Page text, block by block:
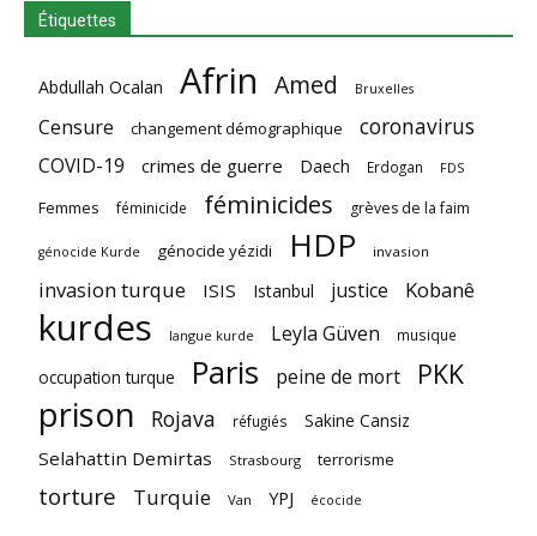
Étiquettes
Abdullah Ocalan Afrin Amed Bruxelles
Censure changement démographique coronavirus
COVID-19 crimes de guerre Daech Erdogan FDS
Femmes féminicide féminicides grèves de la faim
génocide Kurde génocide yézidi HDP invasion
invasion turque ISIS Istanbul justice Kobanê
kurdes langue kurde Leyla Güven musique
occupation turque Paris peine de mort PKK
prison Rojava réfugiés Sakine Cansiz
Selahattin Demirtas Strasbourg terrorisme
torture Turquie Van YPJ écocide